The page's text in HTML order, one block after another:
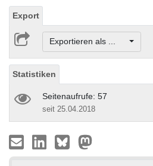
Export
Exportieren als ...
Statistiken
Seitenaufrufe: 57
seit 25.04.2018